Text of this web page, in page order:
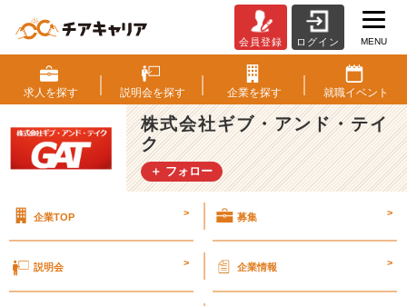
0
1
8
年
4
月
入
伊
す！
会員登録 ログイン MENU
求人を探す 説明会を探す 企業を探す 就職イベント
株式会社ギブ・アンド・テイ
ク
＋ フォロー
企業TOP > 募集 >
説明会 > 企業情報 >